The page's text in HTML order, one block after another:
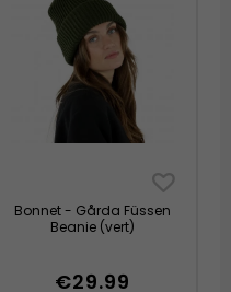
Bonnet - Gårda Füssen
Beanie (vert)
€29.99